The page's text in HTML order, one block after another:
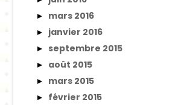
mars 2016
janvier 2016
septembre 2015
août 2015
mars 2015
février 2015